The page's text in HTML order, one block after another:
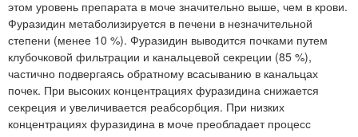
этом уровень препарата в моче значительно выше, чем в крови.
Фуразидин метаболизируется в печени в незначительной
степени (менее 10 %). Фуразидин выводится почками путем
клубочковой фильтрации и канальцевой секреции (85 %),
частично подвергаясь обратному всасыванию в канальцах
почек. При высоких концентрациях фуразидина снижается
секреция и увеличивается реабсорбция. При низких
концентрациях фуразидина в моче преобладает процесс